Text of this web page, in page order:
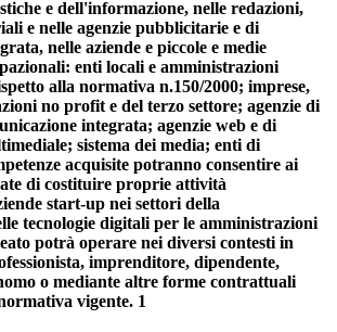
e dell'informazione, nelle redazioni,
e nelle agenzie pubblicitarie e di
nelle aziende e piccole e medie
enti locali e amministrazioni
alla normativa n.150/2000; imprese,
no profit e del terzo settore; agenzie di
integrata; agenzie web e di
sistema dei media; enti di
acquisite potranno consentire ai
di costituire proprie attività
start-up nei settori della
tecnologie digitali per le amministrazioni
potrà operare nei diversi contesti in
imprenditore, dipendente,
o mediante altre forme contrattuali
vigente. 1